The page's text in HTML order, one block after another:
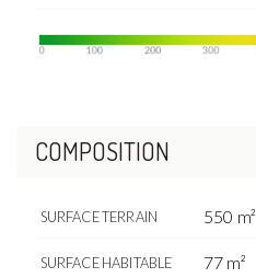
COMPOSITION
SURFACE TERRAIN 550 m²
SURFACE HABITABLE 77 m²